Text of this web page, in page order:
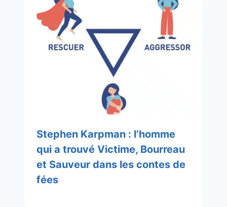
Stephen Karpman : l’homme
qui a trouvé Victime, Bourreau
et Sauveur dans les contes de
fées